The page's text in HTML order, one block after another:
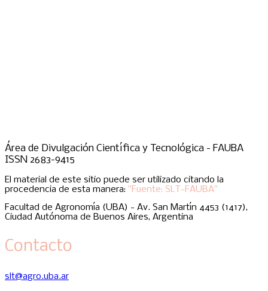
Área de Divulgación Científica y Tecnológica - FAUBA
ISSN 2683-9415
El material de este sitio puede ser utilizado citando la
procedencia de esta manera: "Fuente: SLT-FAUBA"
Facultad de Agronomía (UBA) - Av. San Martín 4453 (1417),
Ciudad Autónoma de Buenos Aires, Argentina
Contacto
slt@agro.uba.ar